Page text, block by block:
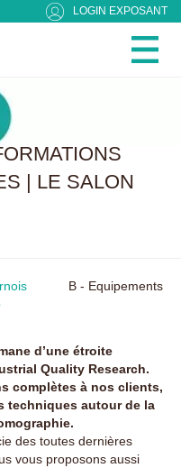
LOGIN EXPOSANT
| LE SALON
B - Equipements
d’une étroite
Quality Research.
complètes à nos clients,
techniques autour de la
des toutes dernières
vous proposons aussi